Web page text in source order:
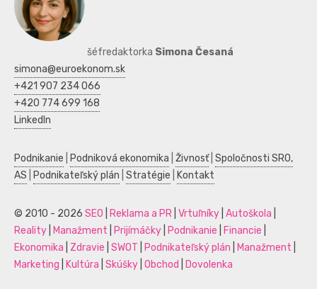
šéfredaktorka Simona Česaná
simona@euroekonom.sk
+421 907 234 066
+420 774 699 168
LinkedIn
Podnikanie Podniková ekonomika Živnosť| Spoločnosti SRO,
AS
Podnikateľský plán Stratégie Kontakt
© 2010 - 2026 SEO Reklama a PR Vrtuľníky Autoškola
Reality
Manažment Prijímáčky Podnikanie Financie
Ekonomika
Zdravie SWOT Podnikateľský plán Manažment
Marketing
Kultúra Skúšky Obchod Dovolenka